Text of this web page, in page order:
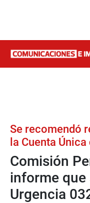
Se recomendó
la Cuenta
Comisión
informe que
Urgencia